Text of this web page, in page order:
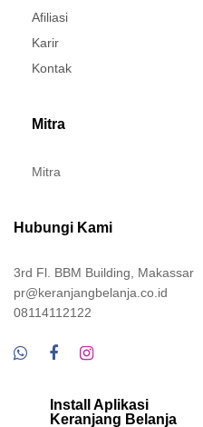
Afiliasi
Karir
Kontak
Mitra
Mitra
Hubungi Kami
3rd Fl. BBM Building, Makassar
pr@keranjangbelanja.co.id
08114112122
Install Aplikasi
Keranjang Belanja